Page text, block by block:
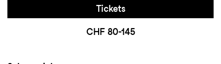
Tickets
CHF 80-145